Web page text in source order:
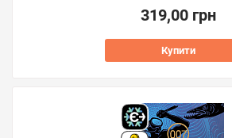
319,00 грн
Купити